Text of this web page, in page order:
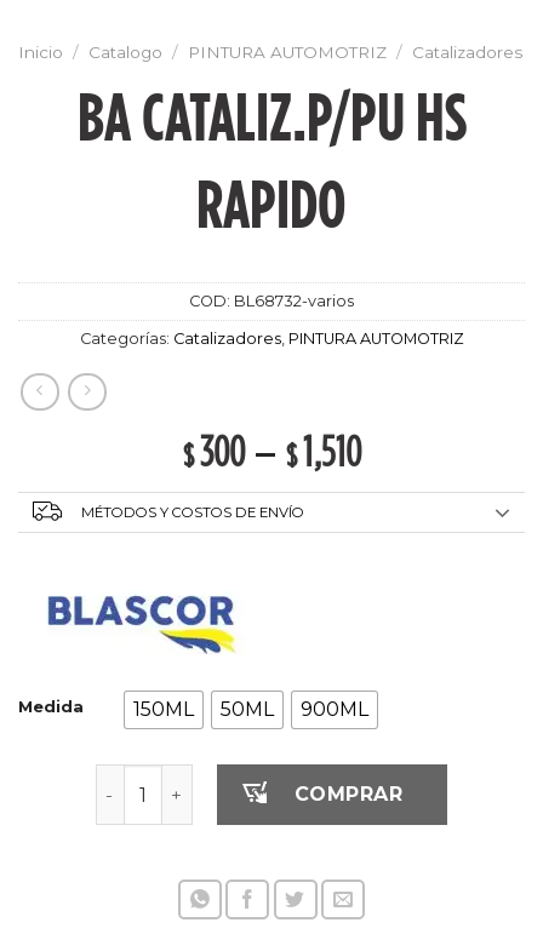
Inicio / Catalogo / PINTURA AUTOMOTRIZ / Catalizadores
BA CATALIZ.P/PU HS
RAPIDO
COD: BL68732-varios
Categorías: Catalizadores, PINTURA AUTOMOTRIZ
$300– $1,510
MÉTODOS Y COSTOS DE ENVÍO
Medida 150ML 50ML 900ML
BA CATALIZ.P/PU HS RAPIDO cantidad
COMPRAR